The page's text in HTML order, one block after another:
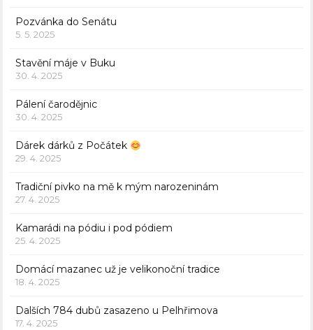
Pozvánka do Senátu
5. 5. 2025
Stavění máje v Buku
30. 4. 2025
Pálení čarodějnic
30. 4. 2025
Dárek dárků z Počátek
29. 4. 2025
Tradiční pivko na mě k mým narozeninám
27. 4. 2025
Kamarádi na pódiu i pod pódiem
25. 4. 2025
Domácí mazanec už je velikonoční tradice
18. 4. 2025
Dalších 784 dubů zasazeno u Pelhřimova
17. 4. 2025